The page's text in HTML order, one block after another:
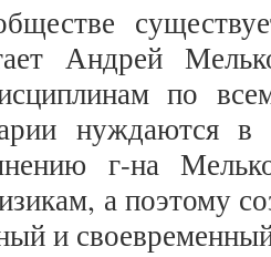
Андрей
по
нуждаются
г-на
а поэтому
и